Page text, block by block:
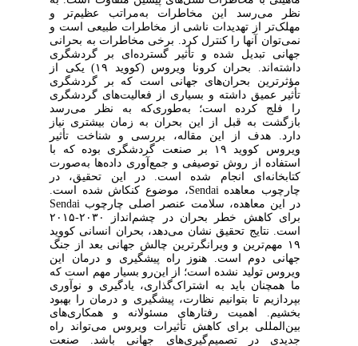
نظر می‌رسد این مخاطرات به‌مراتب عظیم‌تر و
مهلک‌تر از تهدیدات ناشی از مخاطرات طبیعی است و
نمی‌توان آنها را کنترل کرد. برخی مخاطرات به بحرانی
جهانی تبدیل شده‌ و تأثیر گسترده‌ای بر گردشگری
داشته‌اند. بحران کرونا ویروس (کووید ۱۹) یکی از
مؤثرترین بحران‌های جهانی است که بر گردشگری
تأثیر عمیق داشته و بسیاری از فعالیت‌های گردشگری
را فلج کرده است؛ به‌طوری‌که به نظر می‌رسد
بازگشت به قبل از این بحران به زمان بیشتری نیاز
دارد. هدف از این مقاله، بررسی و شناخت تأثیر
ویروس کووید ۱۹ بر صنعت گردشگری بوده که با
استفاده از روش توصیفی و جمع‌آوری داده‌ها به‌صورت
کتابخانه‌ای انجام شده است. در این تحقیق، در
چارچوب معاهدهSendai، موضوع کنکاش شده است.
در این معاهده، سلامت عنصر اصلی چارچوبSendai
برای کاهش خطر بحران در چشم‌انداز ۲۰۳۰-۲۰۱۵
است. نتایج تحقیق نشان می‌دهد، بحران انسانی کووید
۱۹ مهم‌ترین و ویرانگرترین چالش جهانی بعد از جنگ
جهانی دوم است. هنوز راه پیشگیری و درمان این
ویروس تولید نشده است؛ از این‌رو بسیار مهم است که
ما همچنان باید به اشتراک‌گذاری، یادگیری و نوآوری
بپردازیم تا بتوانیم نظارت، پیشگیری و درمان را بهبود
بخشیم.اهمیت رفتارهای مسئولانه و همکاری‌های
بین‌المللی برای کاهش تأثیرات ویروس می‌تواند راه
جدیدی در تصمیم‌گیری‌های جهانی باشد. صنعت